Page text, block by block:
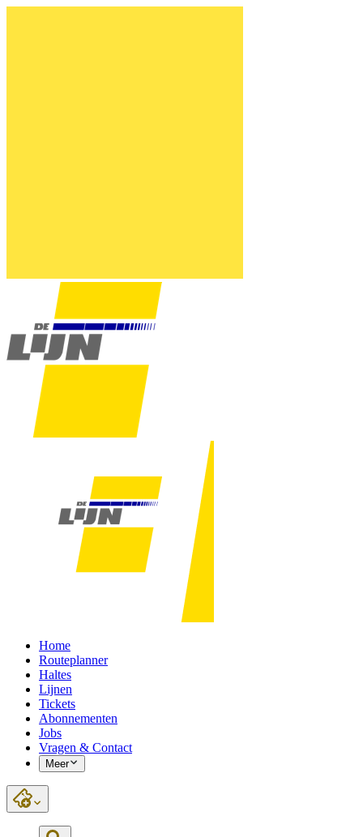
Home
Routeplanner
Haltes
Lijnen
Tickets
Abonnementen
Jobs
Vragen & Contact
Meer